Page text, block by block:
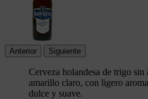
Anterior Siguiente
Cerveza holandesa de trigo
amarillo claro, con ligero
dulce y suave.